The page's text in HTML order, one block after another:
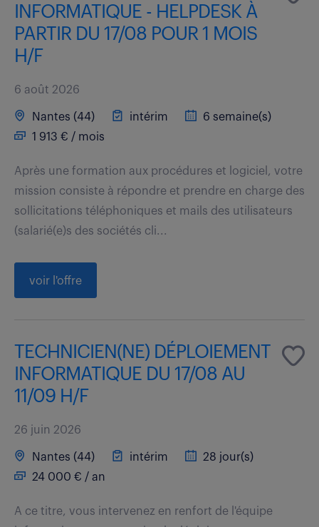
INFORMATIQUE - HELPDESK À
PARTIR DU 17/08 POUR 1 MOIS
H/F
6 août 2026
Nantes (44) intérim
6 semaine(s)
1 913 € / mois
Après une formation aux procédures et logiciel, votre
mission consiste à répondre et prendre en charge des
sollicitations téléphoniques et mails des utilisateurs
(salarié(e)s des sociétés cli...
voir l'offre
TECHNICIEN(NE) DÉPLOIEMENT
INFORMATIQUE DU 17/08 AU
11/09 H/F
26 juin 2026
Nantes (44) intérim
28 jour(s)
24 000 € / an
A ce titre, vous intervenez en renfort de l'équipe